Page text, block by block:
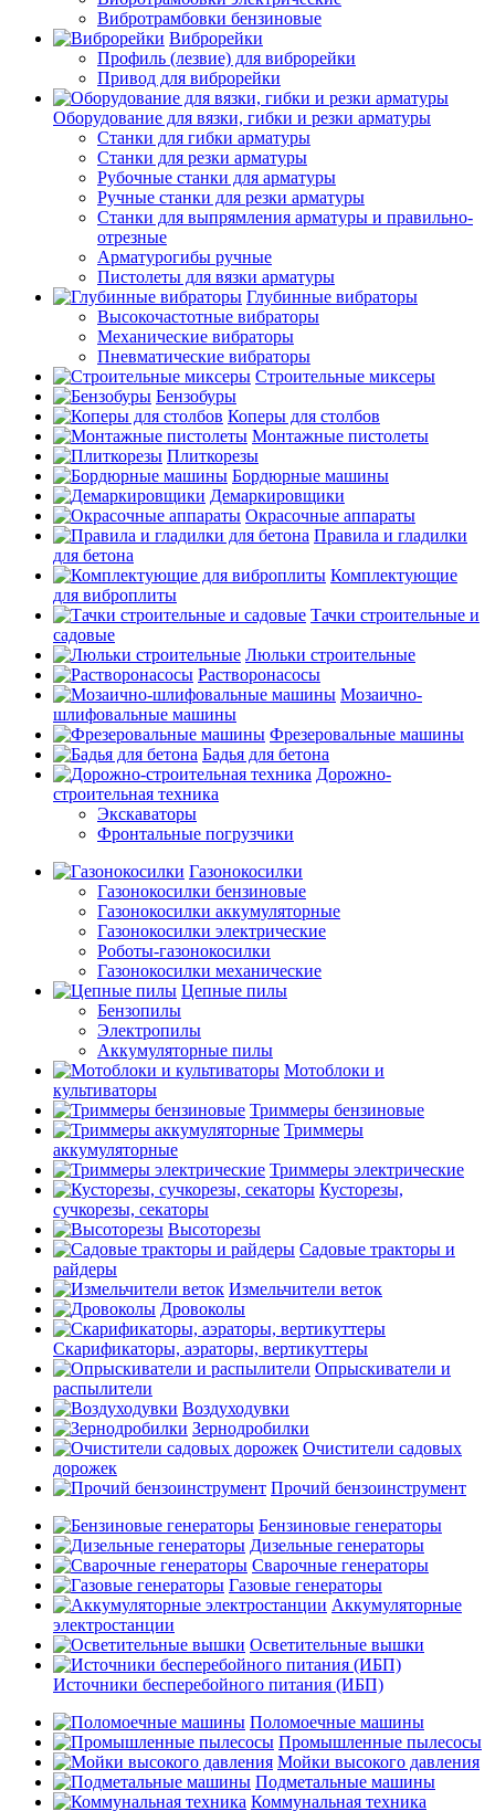
Вибротрамбовки бензиновые
Виброрейки
Профиль (лезвие) для виброрейки
Привод для виброрейки
Оборудование для вязки, гибки и резки арматуры
Станки для гибки арматуры
Станки для резки арматуры
Рубочные станки для арматуры
Ручные станки для резки арматуры
Станки для выпрямления арматуры и правильно-
отрезные
Арматурогибы ручные
Пистолеты для вязки арматуры
Глубинные вибраторы
Высокочастотные вибраторы
Механические вибраторы
Пневматические вибраторы
Строительные миксеры
Бензобуры
Коперы для столбов
Монтажные пистолеты
Плиткорезы
Бордюрные машины
Демаркировщики
Окрасочные аппараты
Правила и гладилки
для бетона
Комплектующие
для виброплиты
Тачки строительные и
садовые
Люльки строительные
Растворонасосы
Мозаично-
шлифовальные машины
Фрезеровальные машины
Бадья для бетона
Дорожно-
строительная техника
Экскаваторы
Фронтальные погрузчики
Газонокосилки
Газонокосилки бензиновые
Газонокосилки аккумуляторные
Газонокосилки электрические
Роботы-газонокосилки
Газонокосилки механические
Цепные пилы
Бензопилы
Электропилы
Аккумуляторные пилы
Мотоблоки и
культиваторы
Триммеры бензиновые
Триммеры
аккумуляторные
Триммеры электрические
Кусторезы,
сучкорезы, секаторы
Высоторезы
Садовые тракторы и
райдеры
Измельчители веток
Дровоколы
Скарификаторы, аэраторы, вертикуттеры
Опрыскиватели и
распылители
Воздуходувки
Зернодробилки
Очистители садовых
дорожек
Прочий бензоинструмент
Бензиновые генераторы
Дизельные генераторы
Сварочные генераторы
Газовые генераторы
Аккумуляторные
электростанции
Осветительные вышки
Источники бесперебойного питания (ИБП)
Поломоечные машины
Промышленные пылесосы
Мойки высокого давления
Подметальные машины
Коммунальная техника